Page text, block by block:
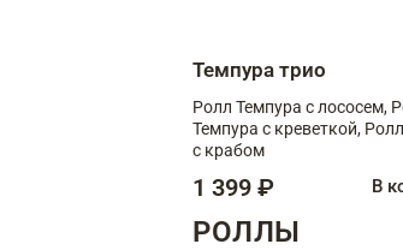
Темпура трио
Ролл Темпура с лососем,
Темпура с креветкой,
с крабом
1 399 ₽ В
РОЛЛЫ